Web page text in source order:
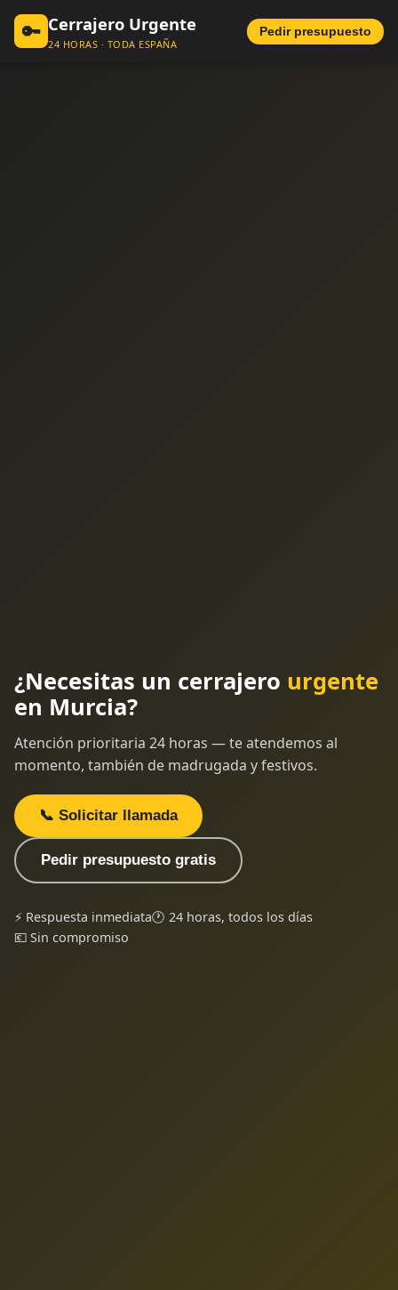
🔑 Cerrajero Urgente
24 HORAS · TODA ESPAÑA
Pedir presupuesto
¿Necesitas un cerrajero urgente
en Murcia?
Atención prioritaria 24 horas — te atendemos al
momento, también de madrugada y festivos.
📞 Solicitar llamada
Pedir presupuesto gratis
⚡ Respuesta inmediata🕐 24 horas, todos los días
💶 Sin compromiso